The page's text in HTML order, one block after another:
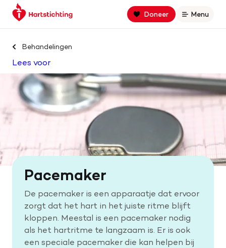
Spring
naar
Spring
naar
navigatie
Keer
terug
de
homepage
Doneer
Open
Menu
Zoek binnen hartstichting.nl
Zoeken
Home
Hart- en vaatziekten
Oorzaken
Is jouw hart gezond?
Help mee met geld
Behandelingen
Lees voor
Pacemaker
De pacemaker is een apparaatje dat ervoor
zorgt dat het hart in het juiste ritme blijft
kloppen. Meestal is een pacemaker nodig
als het hartritme te langzaam is. Er is ook
een speciale pacemaker die kan helpen bij